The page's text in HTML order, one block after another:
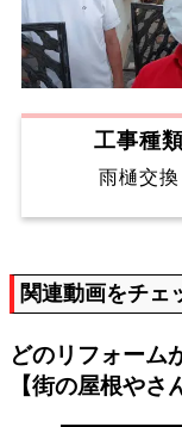
工事種類
雨樋交換
関連動画をチェ
どのリフォーム
【街の屋根やさ